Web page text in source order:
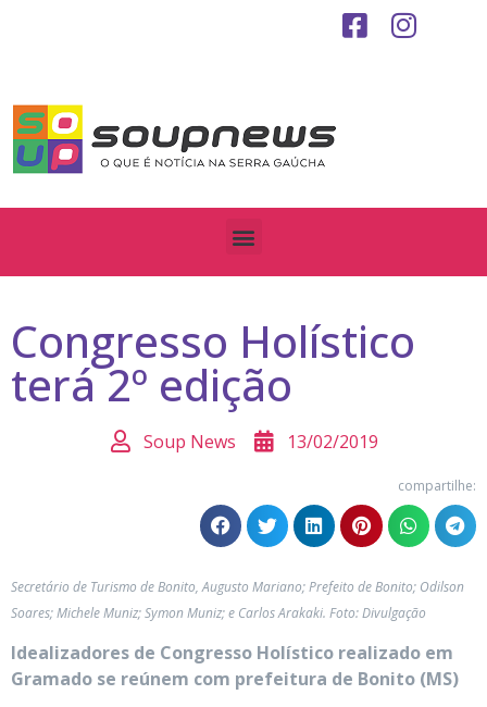
Congresso Holístico
terá 2º edição
Soup News 13/02/2019
compartilhe:
Secretário de Turismo de Bonito, Augusto Mariano; Prefeito de Bonito; Odilson
Soares; Michele Muniz; Symon Muniz; e Carlos Arakaki. Foto: Divulgação
Idealizadores de Congresso Holístico realizado em
Gramado se reúnem com prefeitura de Bonito (MS)